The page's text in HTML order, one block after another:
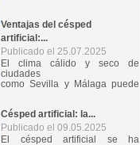
Ventajas del césped
artificial:...
Publicado el 25.07.2025
El clima cálido y seco de
ciudades
como Sevilla y Málaga puede
Césped artificial: la...
Publicado el 09.05.2025
El césped artificial se ha